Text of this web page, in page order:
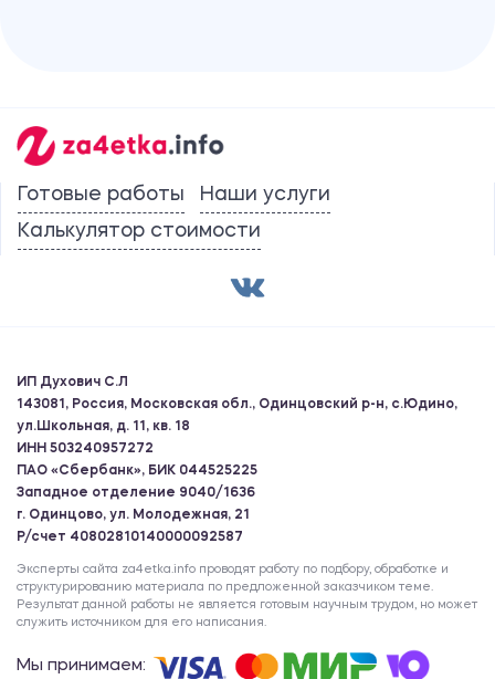
Готовые работы
Наши услуги
Калькулятор стоимости
ИП Духович С.Л
143081, Россия, Московская обл., Одинцовский р-н, с.Юдино,
ул.Школьная, д. 11, кв. 18
ИНН 503240957272
ПАО «Сбербанк», БИК 044525225
Западное отделение 9040/1636
г. Одинцово, ул. Молодежная, 21
Р/счет 40802810140000092587
Эксперты сайта za4etka.info проводят работу по подбору, обработке и
структурированию материала по предложенной заказчиком теме.
Результат данной работы не является готовым научным трудом, но может
служить источником для его написания.
Мы принимаем: